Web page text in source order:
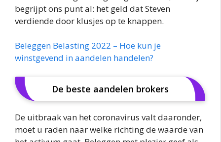
begrijpt ons punt al: het geld dat Steven
verdiende door klusjes op te knappen.
Beleggen Belasting 2022 – Hoe kun je
winstgevend in aandelen handelen?
De beste aandelen brokers
De uitbraak van het coronavirus valt daaronder,
moet u raden naar welke richting de waarde van